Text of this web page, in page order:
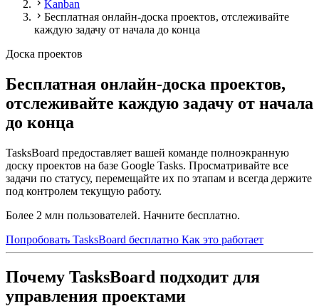
chevron_right Kanban
chevron_right Бесплатная онлайн-доска проектов, отслеживайте
каждую задачу от начала до конца
Доска проектов
Бесплатная онлайн-доска проектов,
отслеживайте каждую задачу от начала
до конца
TasksBoard предоставляет вашей команде полноэкранную
доску проектов на базе Google Tasks. Просматривайте все
задачи по статусу, перемещайте их по этапам и всегда держите
под контролем текущую работу.
Более 2 млн пользователей. Начните бесплатно.
Попробовать TasksBoard бесплатно Как это работает
Почему TasksBoard подходит для
управления проектами